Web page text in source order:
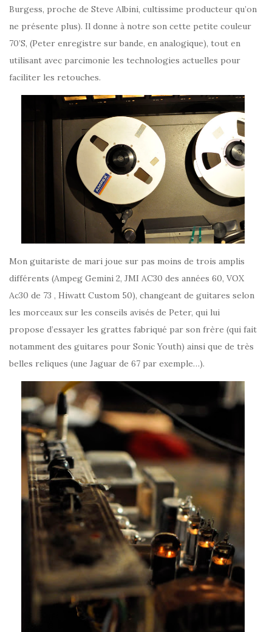
Burgess, proche de Steve Albini, cultissime producteur qu’on
ne présente plus). Il donne à notre son cette petite couleur
70’S, (Peter enregistre sur bande, en analogique), tout en
utilisant avec parcimonie les technologies actuelles pour
faciliter les retouches.
Mon guitariste de mari joue sur pas moins de trois amplis
différents (Ampeg Gemini 2, JMI AC30 des années 60, VOX
Ac30 de 73 , Hiwatt Custom 50), changeant de guitares selon
les morceaux sur les conseils avisés de Peter, qui lui
propose d’essayer les grattes fabriqué par son frère (qui fait
notamment des guitares pour Sonic Youth) ainsi que de très
belles reliques (une Jaguar de 67 par exemple…).